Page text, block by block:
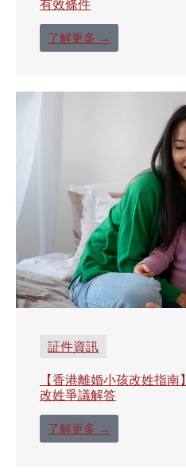
有效條件
了解更多 →
証件資訊
【香港離婚小孩改姓指
改姓爭議解答
了解更多 →